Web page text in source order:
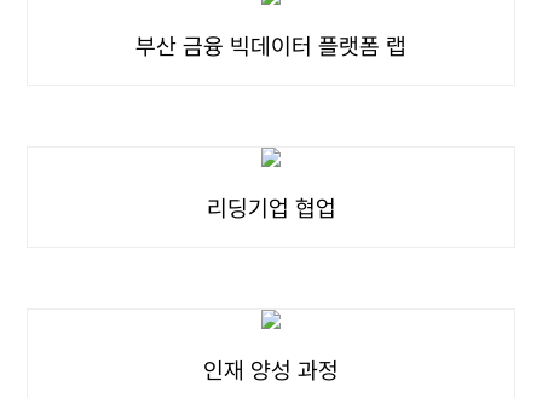
부산 금융 빅데이터 플랫폼 랩
리딩기업 협업
인재 양성 과정